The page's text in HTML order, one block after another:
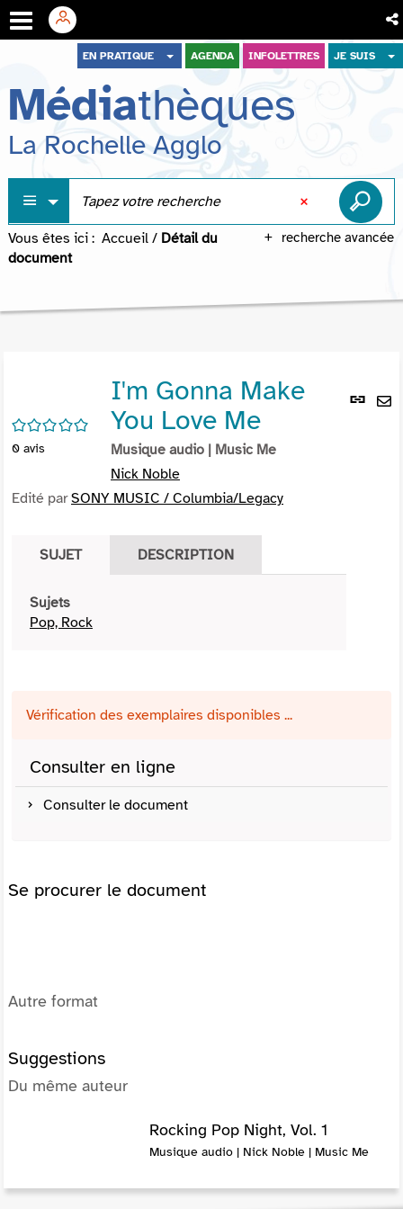
menu
contenu
recherche
EN PRATIQUE AGENDA INFOLETTRES JE SUIS
Médiathèques
La Rochelle Agglo
recherche avancée
Vous êtes ici : Accueil / Détail du
document
Lien
/5
0 avis
I'm Gonna Make
You Love Me
Musique audio | Music Me
Nick Noble
Edité parSONY MUSIC / Columbia/Legacy
SUJET DESCRIPTION
Sujets
Pop, Rock
Vérification des exemplaires disponibles ...
Consulter en ligne
Consulter le document
Se procurer le document
Autre format
Suggestions
Du même auteur
Rocking Pop Night, Vol. 1
Musique audio | Nick Noble | Music Me